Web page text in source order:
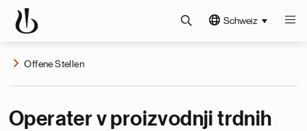
Schweiz
Offene Stellen
Operater v proizvodnji trdnih